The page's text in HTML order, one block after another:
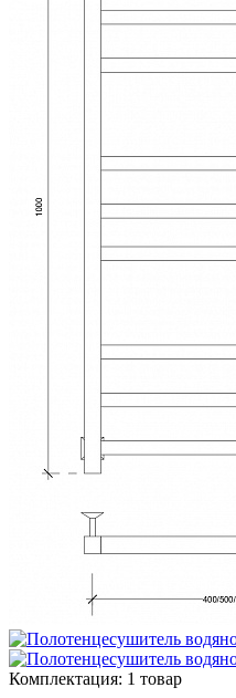
Комплектация: 1 товар